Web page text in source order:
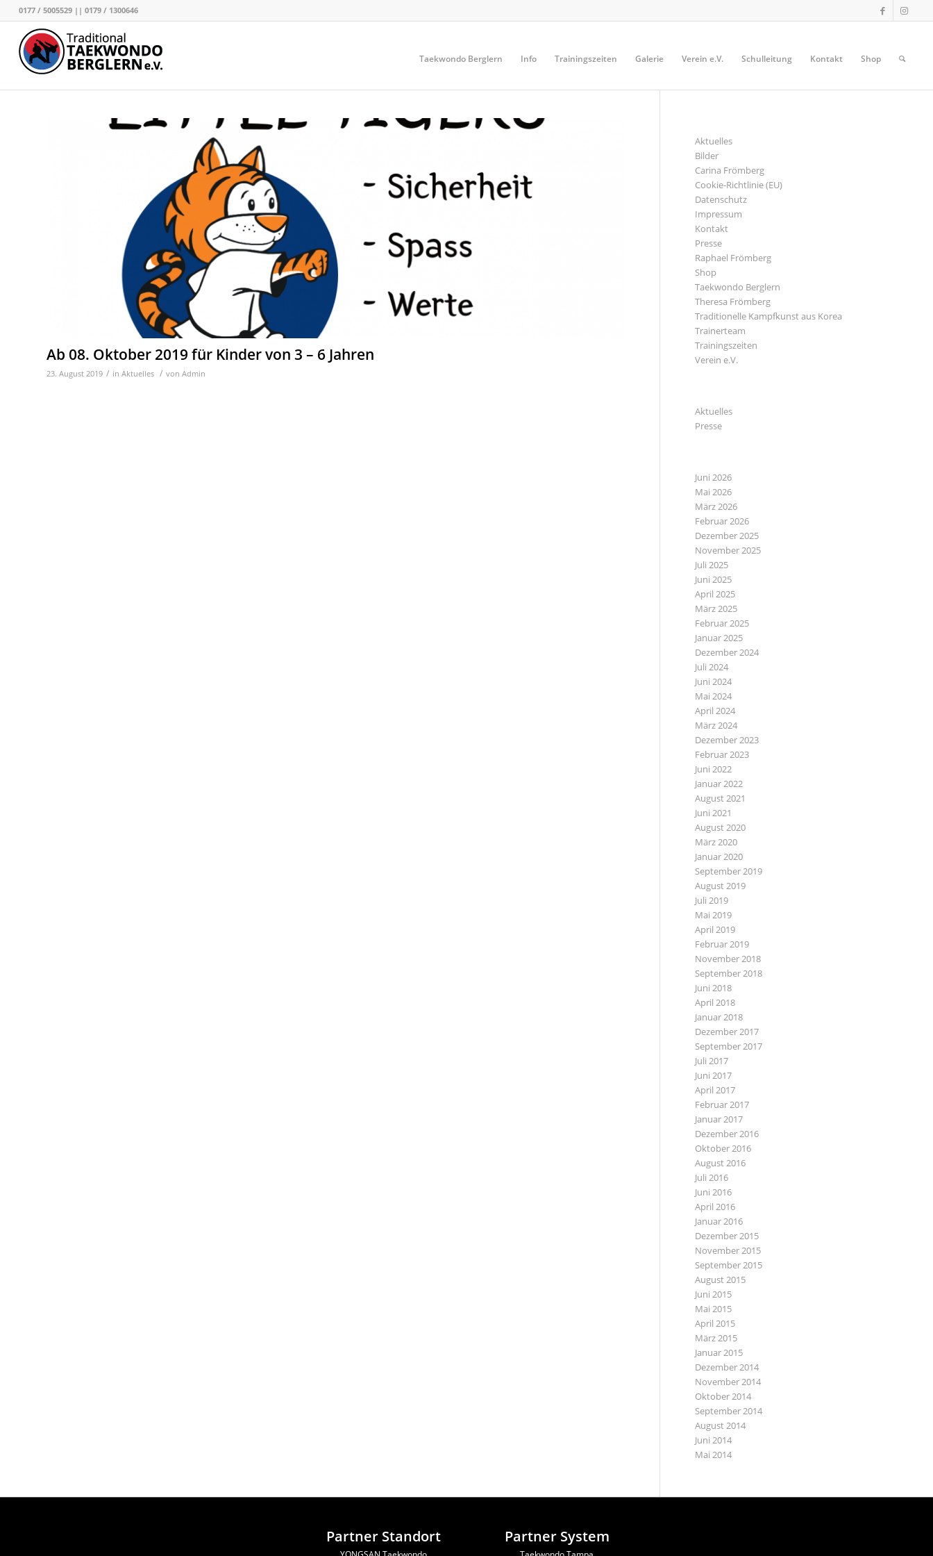
0177 / 5005529 || 0179 / 1300646
Taekwondo Berglern Info Trainingszeiten Galerie Verein e.V. Schulleitung Kontakt Shop
Ab 08. Oktober 2019 für Kinder von 3 – 6 Jahren
23. August 2019 / in Aktuelles / von Admin
Aktuelles
Bilder
Carina Frömberg
Cookie-Richtlinie (EU)
Datenschutz
Impressum
Kontakt
Presse
Raphael Frömberg
Shop
Taekwondo Berglern
Theresa Frömberg
Traditionelle Kampfkunst aus Korea
Trainerteam
Trainingszeiten
Verein e.V.
Aktuelles
Presse
Juni 2026
Mai 2026
März 2026
Februar 2026
Dezember 2025
November 2025
Juli 2025
Juni 2025
April 2025
März 2025
Februar 2025
Januar 2025
Dezember 2024
Juli 2024
Juni 2024
Mai 2024
April 2024
März 2024
Dezember 2023
Februar 2023
Juni 2022
Januar 2022
August 2021
Juni 2021
August 2020
März 2020
Januar 2020
September 2019
August 2019
Juli 2019
Mai 2019
April 2019
Februar 2019
November 2018
September 2018
Juni 2018
April 2018
Januar 2018
Dezember 2017
September 2017
Juli 2017
Juni 2017
April 2017
Februar 2017
Januar 2017
Dezember 2016
Oktober 2016
August 2016
Juli 2016
Juni 2016
April 2016
Januar 2016
Dezember 2015
November 2015
September 2015
August 2015
Juni 2015
Mai 2015
April 2015
März 2015
Januar 2015
Dezember 2014
November 2014
Oktober 2014
September 2014
August 2014
Juni 2014
Mai 2014
Partner Standort Partner System